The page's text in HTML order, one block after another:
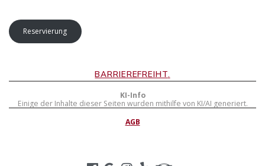
Reservierung
BARRIEREFREIHT
KI-Info
Einige der Inhalte dieser Seiten wurden mithilfe von KI/AI generiert.
AGB